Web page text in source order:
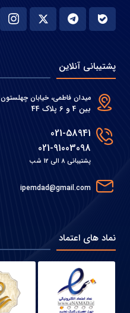
پشتیبانی آنلاین
میدان فاطمی، خیابان چهلستون
بین 4 و 6 پلاک 44
021-58941
021-91003098
پشتیبانی 8 الی 12 شب
ipemdad@gmail.com
نماد های اعتماد